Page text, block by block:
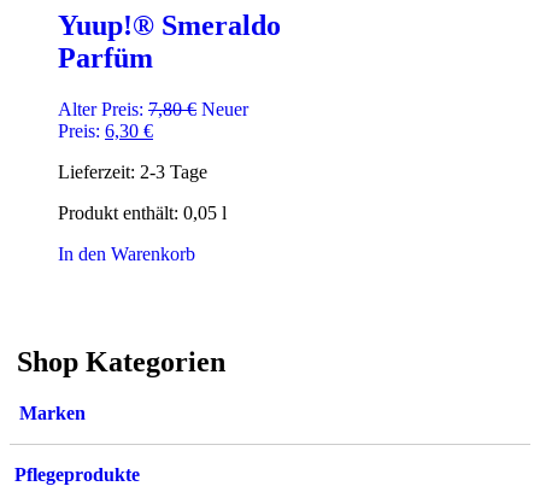
Yuup!® Smeraldo
Parfüm
Alter Preis: 7,80€ Ursprünglicher
7,80 €
Neuer
Preis: 6,30 €Aktueller
ist:
Lieferzeit: 2-3 Tage
Produkt enthält: 0,05 l
In den Warenkorb
Shop Kategorien
Marken
Pflegeprodukte